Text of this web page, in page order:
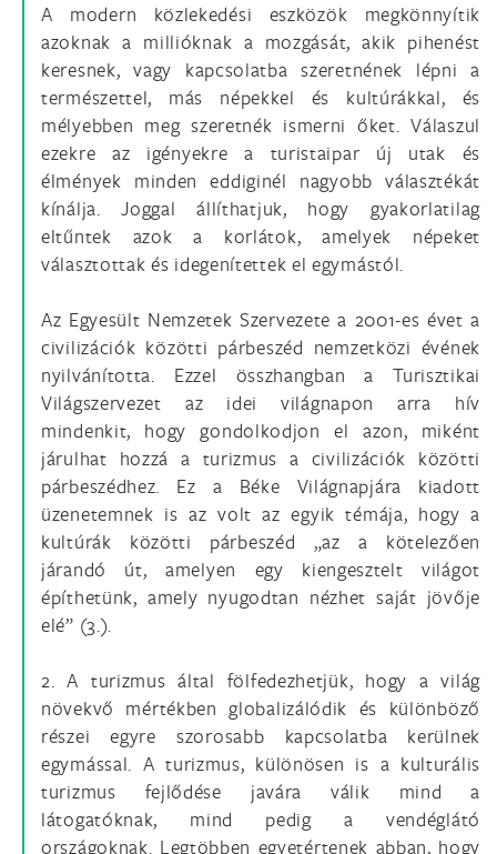
A modern közlekedési eszközök megkönnyítik
azoknak a millióknak a mozgását, akik pihenést
keresnek, vagy kapcsolatba szeretnének lépni a
természettel, más népekkel és kultúrákkal, és
mélyebben meg szeretnék ismerni őket. Válaszul
ezekre az igényekre a turistaipar új utak és
élmények minden eddiginél nagyobb választékát
kínálja. Joggal állíthatjuk, hogy gyakorlatilag
eltűntek azok a korlátok, amelyek népeket
választottak és idegenítettek el egymástól.
Az Egyesült Nemzetek Szervezete a 2001-es évet a
civilizációk közötti párbeszéd nemzetközi évének
nyilvánította. Ezzel összhangban a Turisztikai
Világszervezet az idei világnapon arra hív
mindenkit, hogy gondolkodjon el azon, miként
járulhat hozzá a turizmus a civilizációk közötti
párbeszédhez. Ez a Béke Világnapjára kiadott
üzenetemnek is az volt az egyik témája, hogy a
kultúrák közötti párbeszéd „az a kötelezően
járandó út, amelyen egy kiengesztelt világot
építhetünk, amely nyugodtan nézhet saját jövője
elé” (3.).
2. A turizmus által fölfedezhetjük, hogy a világ
növekvő mértékben globalizálódik és különböző
részei egyre szorosabb kapcsolatba kerülnek
egymással. A turizmus, különösen is a kulturális
turizmus fejlődése javára válik mind a
látogatóknak, mind pedig a vendéglátó
országoknak. Legtöbben egyetértenek abban, hogy